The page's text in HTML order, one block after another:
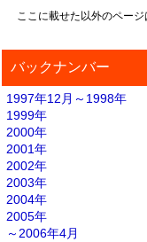
ここに載せた以外のページ
バックナンバー
1997年12月～1998年
1999年
2000年
2001年
2002年
2003年
2004年
2005年
～2006年4月